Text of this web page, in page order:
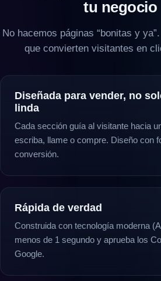
tu negocio
No hacemos páginas “bonitas y
que convierten visitantes en
Diseñada para vender, no
linda
Cada sección guía al visitante hacia
escriba, llame o compre. Diseño con
conversión.
Rápida de verdad
Construida con tecnología moderna
menos de 1 segundo y aprueba los
Google.